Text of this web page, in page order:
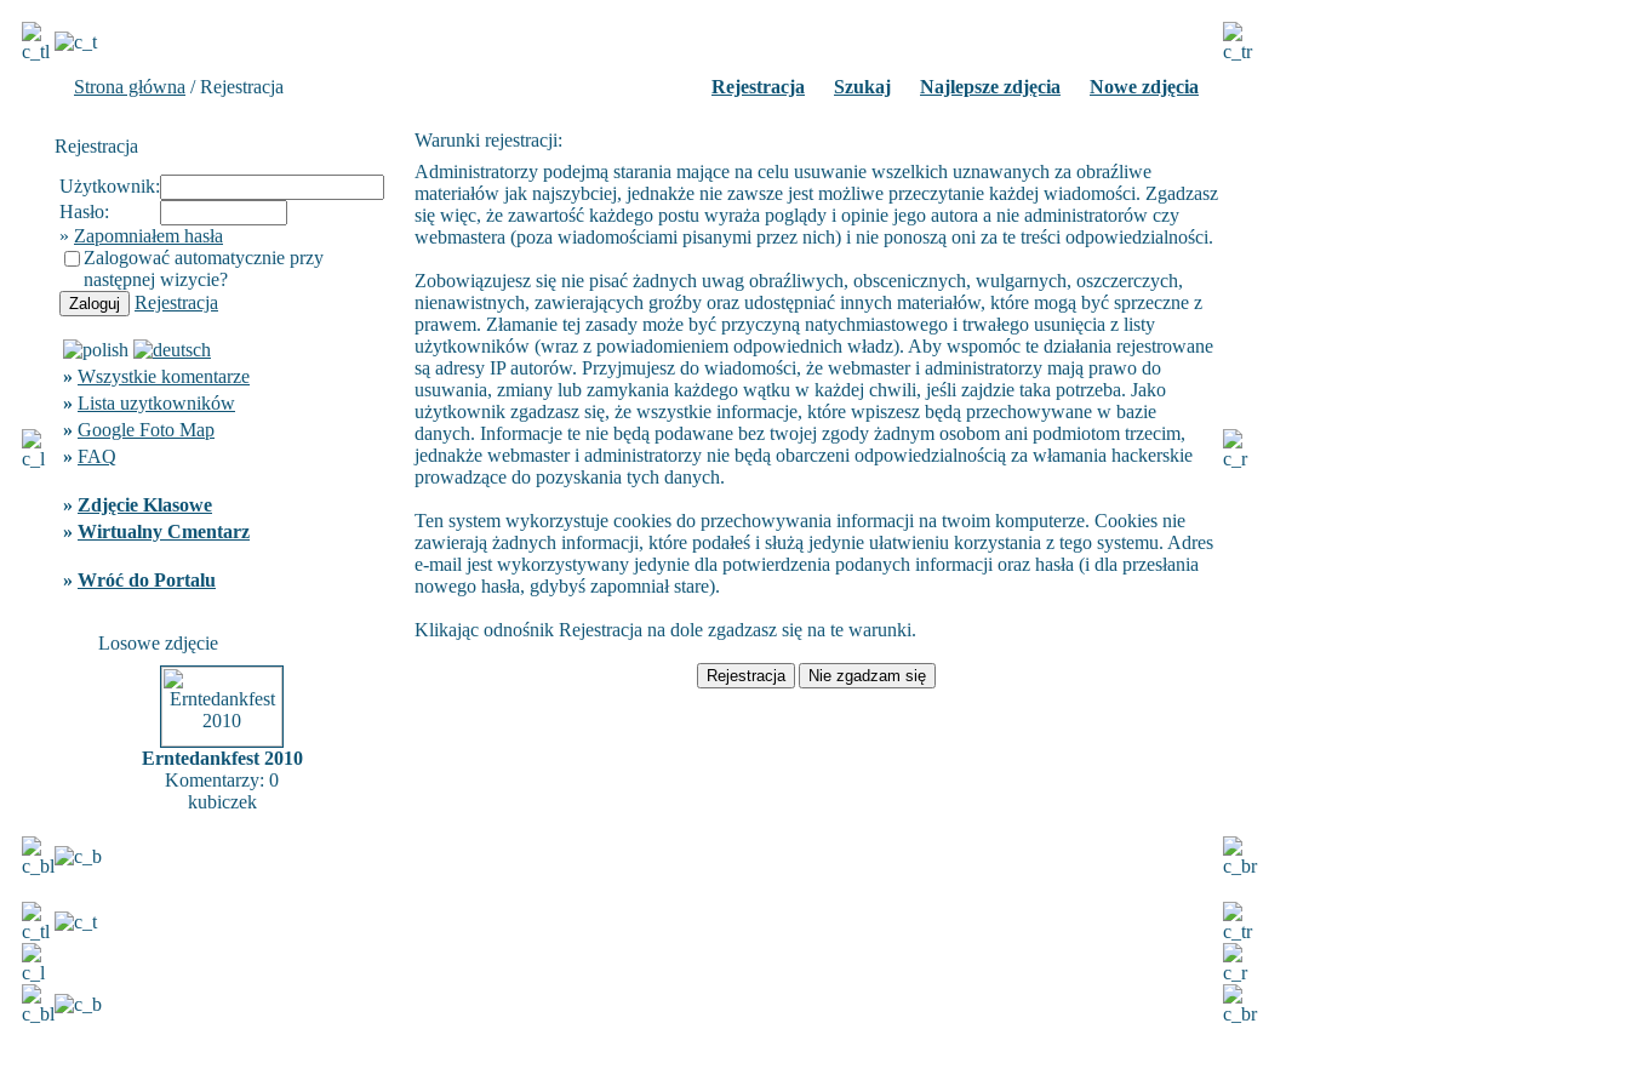
Strona główna / Rejestracja Rejestracja Szukaj Najlepsze zdjęcia Nowe zdjęcia
Rejestracja
Użytkownik:
Hasło:
» Zapomniałem hasła
Zalogować automatycznie przy
następnej wizycie?
Rejestracja
» Wszystkie komentarze
» Lista uzytkowników
» Google Foto Map
» FAQ
» Zdjęcie Klasowe
» Wirtualny Cmentarz
» Wróć do Portalu
Losowe zdjęcie
Erntedankfest 2010
Komentarzy: 0
kubiczek
Warunki rejestracji:
Administratorzy podejmą starania mające na celu usuwanie wszelkich uznawanych za obraźliwe
materiałów jak najszybciej, jednakże nie zawsze jest możliwe przeczytanie każdej wiadomości. Zgadzasz
się więc, że zawartość każdego postu wyraża poglądy i opinie jego autora a nie administratorów czy
webmastera (poza wiadomościami pisanymi przez nich) i nie ponoszą oni za te treści odpowiedzialności.
Zobowiązujesz się nie pisać żadnych uwag obraźliwych, obscenicznych, wulgarnych, oszczerczych,
nienawistnych, zawierających groźby oraz udostępniać innych materiałów, które mogą być sprzeczne z
prawem. Złamanie tej zasady może być przyczyną natychmiastowego i trwałego usunięcia z listy
użytkowników (wraz z powiadomieniem odpowiednich władz). Aby wspomóc te działania rejestrowane
są adresy IP autorów. Przyjmujesz do wiadomości, że webmaster i administratorzy mają prawo do
usuwania, zmiany lub zamykania każdego wątku w każdej chwili, jeśli zajdzie taka potrzeba. Jako
użytkownik zgadzasz się, że wszystkie informacje, które wpiszesz będą przechowywane w bazie
danych. Informacje te nie będą podawane bez twojej zgody żadnym osobom ani podmiotom trzecim,
jednakże webmaster i administratorzy nie będą obarczeni odpowiedzialnością za włamania hackerskie
prowadzące do pozyskania tych danych.
Ten system wykorzystuje cookies do przechowywania informacji na twoim komputerze. Cookies nie
zawierają żadnych informacji, które podałeś i służą jedynie ułatwieniu korzystania z tego systemu. Adres
e-mail jest wykorzystywany jedynie dla potwierdzenia podanych informacji oraz hasła (i dla przesłania
nowego hasła, gdybyś zapomniał stare).
Klikając odnośnik Rejestracja na dole zgadzasz się na te warunki.